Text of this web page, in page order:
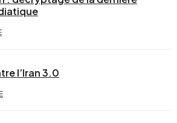
l’Iran 3.0